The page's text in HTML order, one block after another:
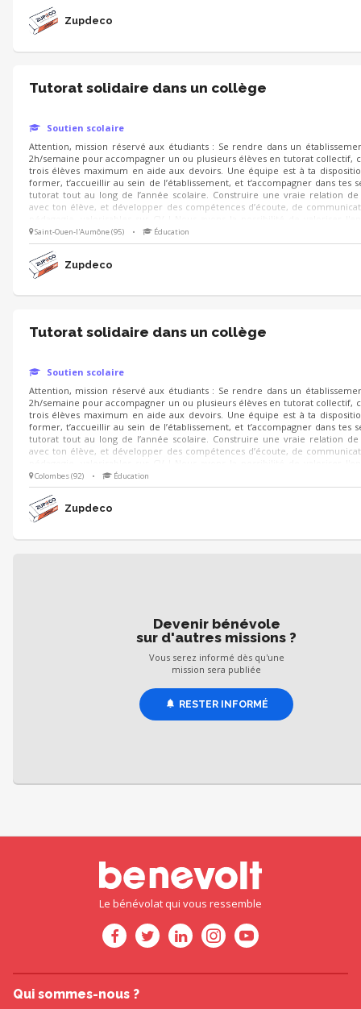
Zupdeco
Tutorat solidaire dans un collège
Soutien scolaire
Attention, mission réservé aux étudiants : Se rendre dans un
2h/semaine pour accompagner un ou plusieurs élèves en tutorat collectif,
trois élèves maximum en aide aux devoirs. Une équipe est à ta
former, t’accueillir au sein de l’établissement, et t’accompagner dans tes
tutorat tout au long de l’année scolaire. Construire une vraie relation de
avec ton élève, et développer des compétences d’écoute, de
sous forme de stage. Pour en savoir plus n'hésitez pas à nous écrire, merci !
Saint-Ouen-l'Aumône (95) • Éducation
Zupdeco
Tutorat solidaire dans un collège
Soutien scolaire
Attention, mission réservé aux étudiants : Se rendre dans un
2h/semaine pour accompagner un ou plusieurs élèves en tutorat collectif,
trois élèves maximum en aide aux devoirs. Une équipe est à ta
former, t’accueillir au sein de l’établissement, et t’accompagner dans tes
tutorat tout au long de l’année scolaire. Construire une vraie relation de
avec ton élève, et développer des compétences d’écoute, de
sous forme de stage. Pour en savoir plus n'hésitez pas à nous écrire, merci !
Colombes (92) • Éducation
Zupdeco
Devenir bénévole
sur d'autres missions ?
Vous serez informé dès qu'une
mission sera publiée
RESTER INFORMÉ
Le bénévolat qui vous ressemble
Qui sommes-nous ?